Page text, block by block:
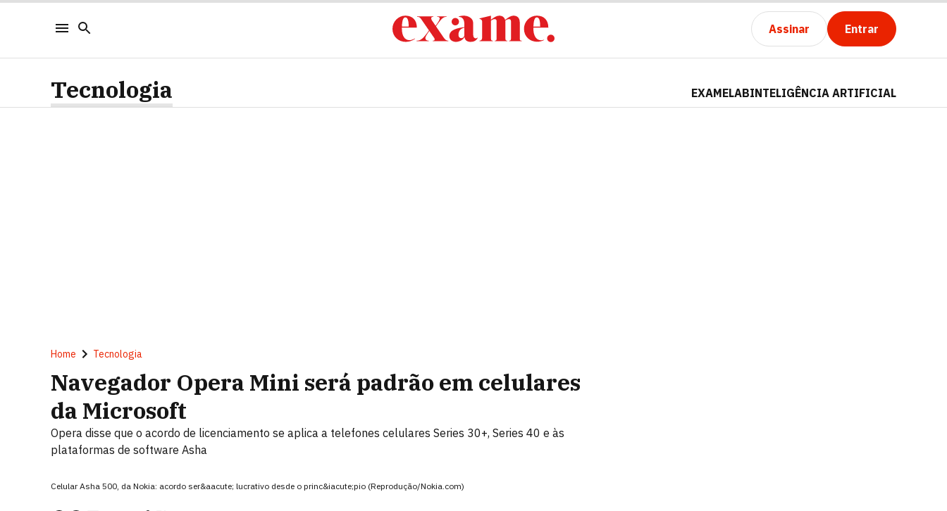
Assinar Entrar
Tecnologia EXAMELABINTELIGÊNCIA ARTIFICIAL
Home Tecnologia
Navegador Opera Mini será padrão em celulares
da Microsoft
Opera disse que o acordo de licenciamento se aplica a telefones celulares Series 30+, Series 40 e às
plataformas de software Asha
Celular Asha 500, da Nokia: acordo ser&aacute; lucrativo desde o princ&iacute;pio (Reprodução/Nokia.com)